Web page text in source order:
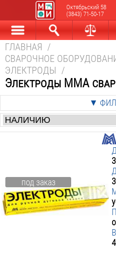
Октябрьский 58
(3843) 71-50-17
Каталог Найти
ГЛАВНАЯ /
СВАРОЧНОЕ
ЭЛЕКТРОДЫ /
Электроды MMA
▼
Цена:
от
р.
Кратон
Ресанта
▼ Диаметр мм:
2
▼ Длина мм:
под заказ
3